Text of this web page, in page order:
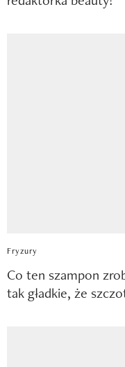
Fryzury
Co ten szampon
tak gładkie, że